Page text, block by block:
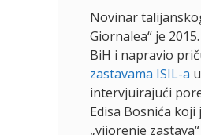
Novinar
Giornalea“ je
BiH i napravio
zastavama ISIL-a
intervjuirajući
Edisa Bosnića koji
„vijorenje